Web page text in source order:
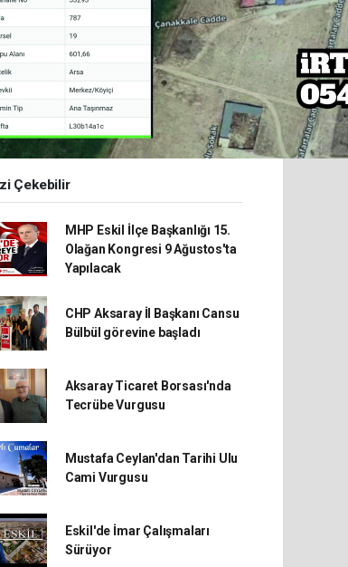
Çekebilir
MHP Eskil İlçe Başkanlığı 15.
Olağan Kongresi 9 Ağustos'ta
Yapılacak
CHP Aksaray İl Başkanı Cansu
Bülbül görevine başladı
Aksaray Ticaret Borsası'nda
Tecrübe Vurgusu
Mustafa Ceylan'dan Tarihi Ulu
Cami Vurgusu
Eskil'de İmar Çalışmaları
Sürüyor